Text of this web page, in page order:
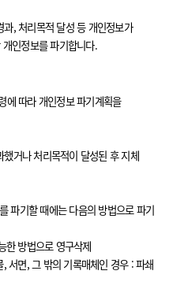
, 처리목적 달성 등 개인정보가
인정보를 파기합니다.
에 따라 개인정보 파기계획을
거나 처리목적이 달성된 후 지체
파기할 때에는 다음의 방법으로 파기
한 방법으로 영구삭제
서면, 그 밖의 기록매체인 경우 : 파쇄